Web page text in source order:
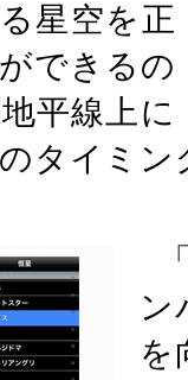
星空を正
できるの
平線上に
タイミ
ン
を